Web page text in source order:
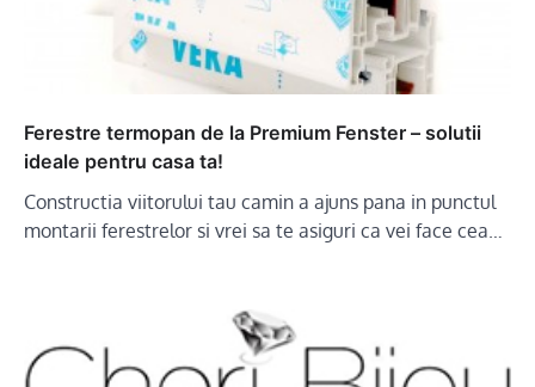
Ferestre termopan de la Premium Fenster – solutii
ideale pentru casa ta!
Constructia viitorului tau camin a ajuns pana in punctul
montarii ferestrelor si vrei sa te asiguri ca vei face cea…